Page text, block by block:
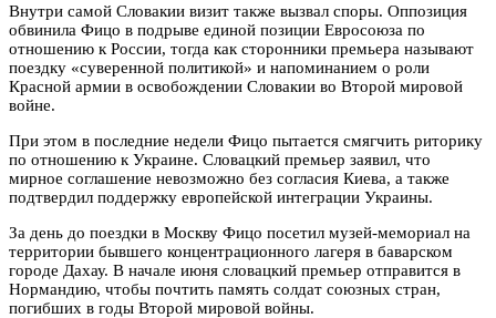
Внутри самой Словакии визит также вызвал споры. Оппозиция
обвинила Фицо в подрыве единой позиции Евросоюза по
отношению к России, тогда как сторонники премьера называют
поездку «суверенной политикой» и напоминанием о роли
Красной армии в освобождении Словакии во Второй мировой
войне.
При этом в последние недели Фицо пытается смягчить риторику
по отношению к Украине. Словацкий премьер заявил, что
мирное соглашение невозможно без согласия Киева, а также
подтвердил поддержку европейской интеграции Украины.
За день до поездки в Москву Фицо посетил музей-мемориал на
территории бывшего концентрационного лагеря в баварском
городе Дахау. В начале июня словацкий премьер отправится в
Нормандию, чтобы почтить память солдат союзных стран,
погибших в годы Второй мировой войны.